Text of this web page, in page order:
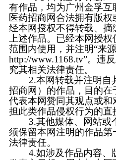
有作品，均为广州金孚互
医药招商网合法拥有版
经本网授权不得转载、摘
上述作品。已经本网授权
范围内使用，并注明“来
http://www.1168.tv”。违
究其相关法律责任。
2.本网转载并注明自
招商网）的作品，目的
代表本网赞同其观点或
担此类作品侵权行为的直
3.其他媒体、网站或
须保留本网注明的作品
法律责任。
4.如涉及作品内容、